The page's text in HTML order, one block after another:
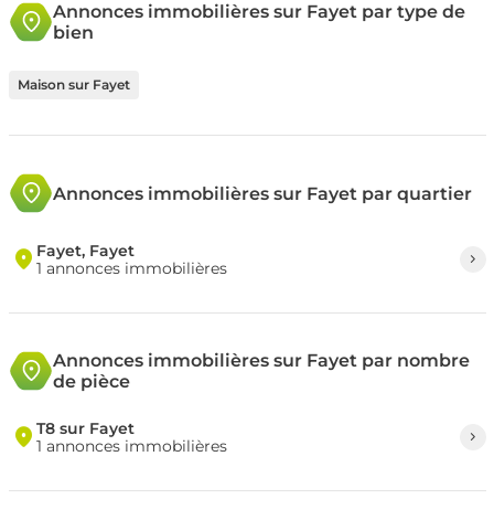
Annonces immobilières sur Fayet par type de
bien
Maison sur Fayet
Annonces immobilières sur Fayet par quartier
Fayet, Fayet
1 annonces immobilières
Annonces immobilières sur Fayet par nombre
de pièce
T8 sur Fayet
1 annonces immobilières